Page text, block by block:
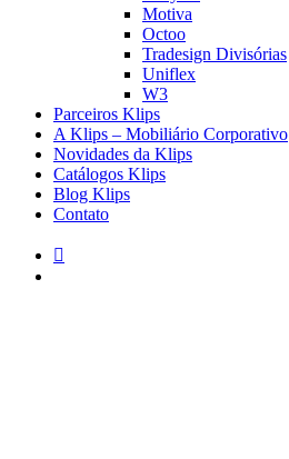
Motiva
Octoo
Tradesign Divisórias
Uniflex
W3
Parceiros Klips
A Klips – Mobiliário Corporativo
Novidades da Klips
Catálogos Klips
Blog Klips
Contato
instagram